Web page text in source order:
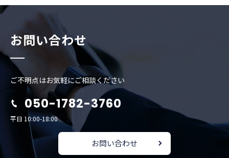
お問い合わせ
ご不明点はお気軽にご相談ください
050-1782-3760
平日 10:00-18:00
お問い合わせ